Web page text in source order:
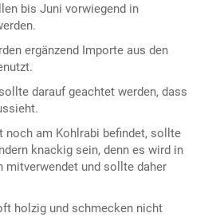
bis Juni vorwiegend in
ergänzend Importe aus den
sollte darauf geachtet werden, dass
noch am Kohlrabi befindet, sollte
knackig sein, denn es wird in
mitverwendet und sollte daher
holzig und schmecken nicht